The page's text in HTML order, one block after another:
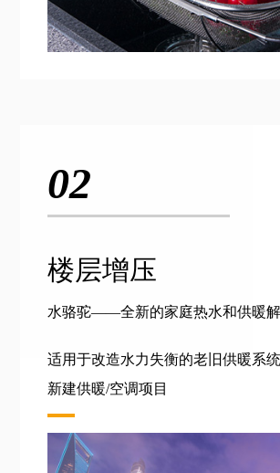
02
楼层增压
水骆驼——全新的家庭热水和供暖
适用于改造水力失衡的老旧供暖系
新建供暖/空调项目